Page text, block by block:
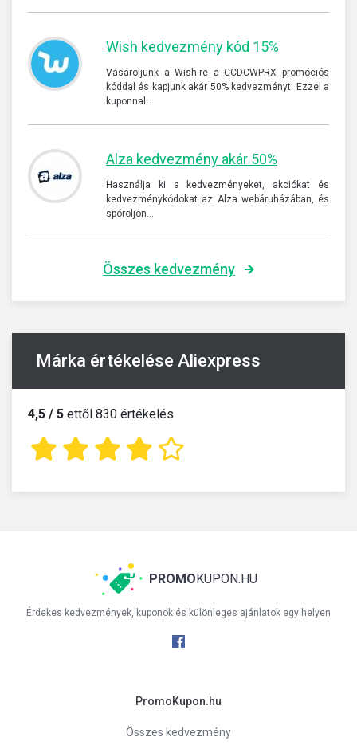
Wish kedvezmény kód 15%
Vásároljunk a Wish-re a CCDCWPRX promóciós
kóddal és kapjunk akár 50% kedvezményt. Ezzel a
kuponnal…
Alza kedvezmény akár 50%
Használja ki a kedvezményeket, akciókat és
kedvezménykódokat az Alza webáruházában, és
spóroljon…
Összes kedvezmény
Márka értékelése Aliexpress
4,5 / 5 ettől 830 értékelés
PROMO KUPON.HU
Érdekes kedvezmények, kuponok és különleges ajánlatok egy helyen
PromoKupon.hu
Összes kedvezmény